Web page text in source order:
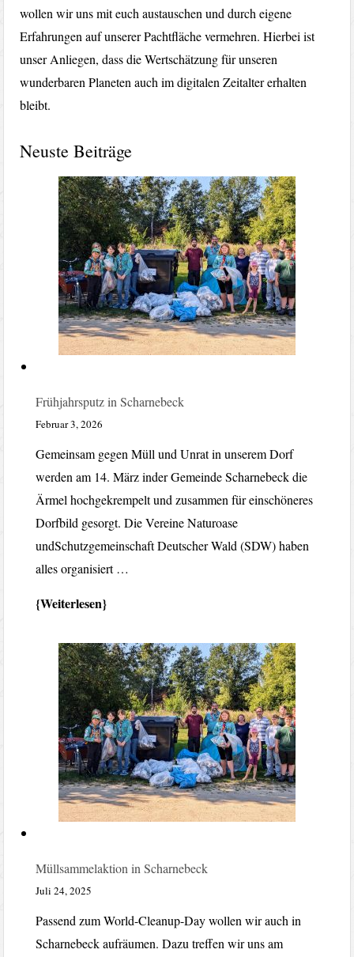
wollen wir uns mit euch austauschen und durch eigene
Erfahrungen auf unserer Pachtfläche vermehren. Hierbei ist
unser Anliegen, dass die Wertschätzung für unseren
wunderbaren Planeten auch im digitalen Zeitalter erhalten
bleibt.
Neuste Beiträge
Frühjahrsputz in Scharnebeck
Februar 3, 2026
Gemeinsam gegen Müll und Unrat in unserem Dorf
werden am 14. März inder Gemeinde Scharnebeck die
Ärmel hochgekrempelt und zusammen für einschöneres
Dorfbild gesorgt. Die Vereine Naturoase
undSchutzgemeinschaft Deutscher Wald (SDW) haben
alles organisiert …
Weiterlesen
Müllsammelaktion in Scharnebeck
Juli 24, 2025
Passend zum World-Cleanup-Day wollen wir auch in
Scharnebeck aufräumen. Dazu treffen wir uns am